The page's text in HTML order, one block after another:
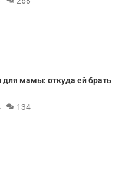
для мамы: откуда ей брать
134